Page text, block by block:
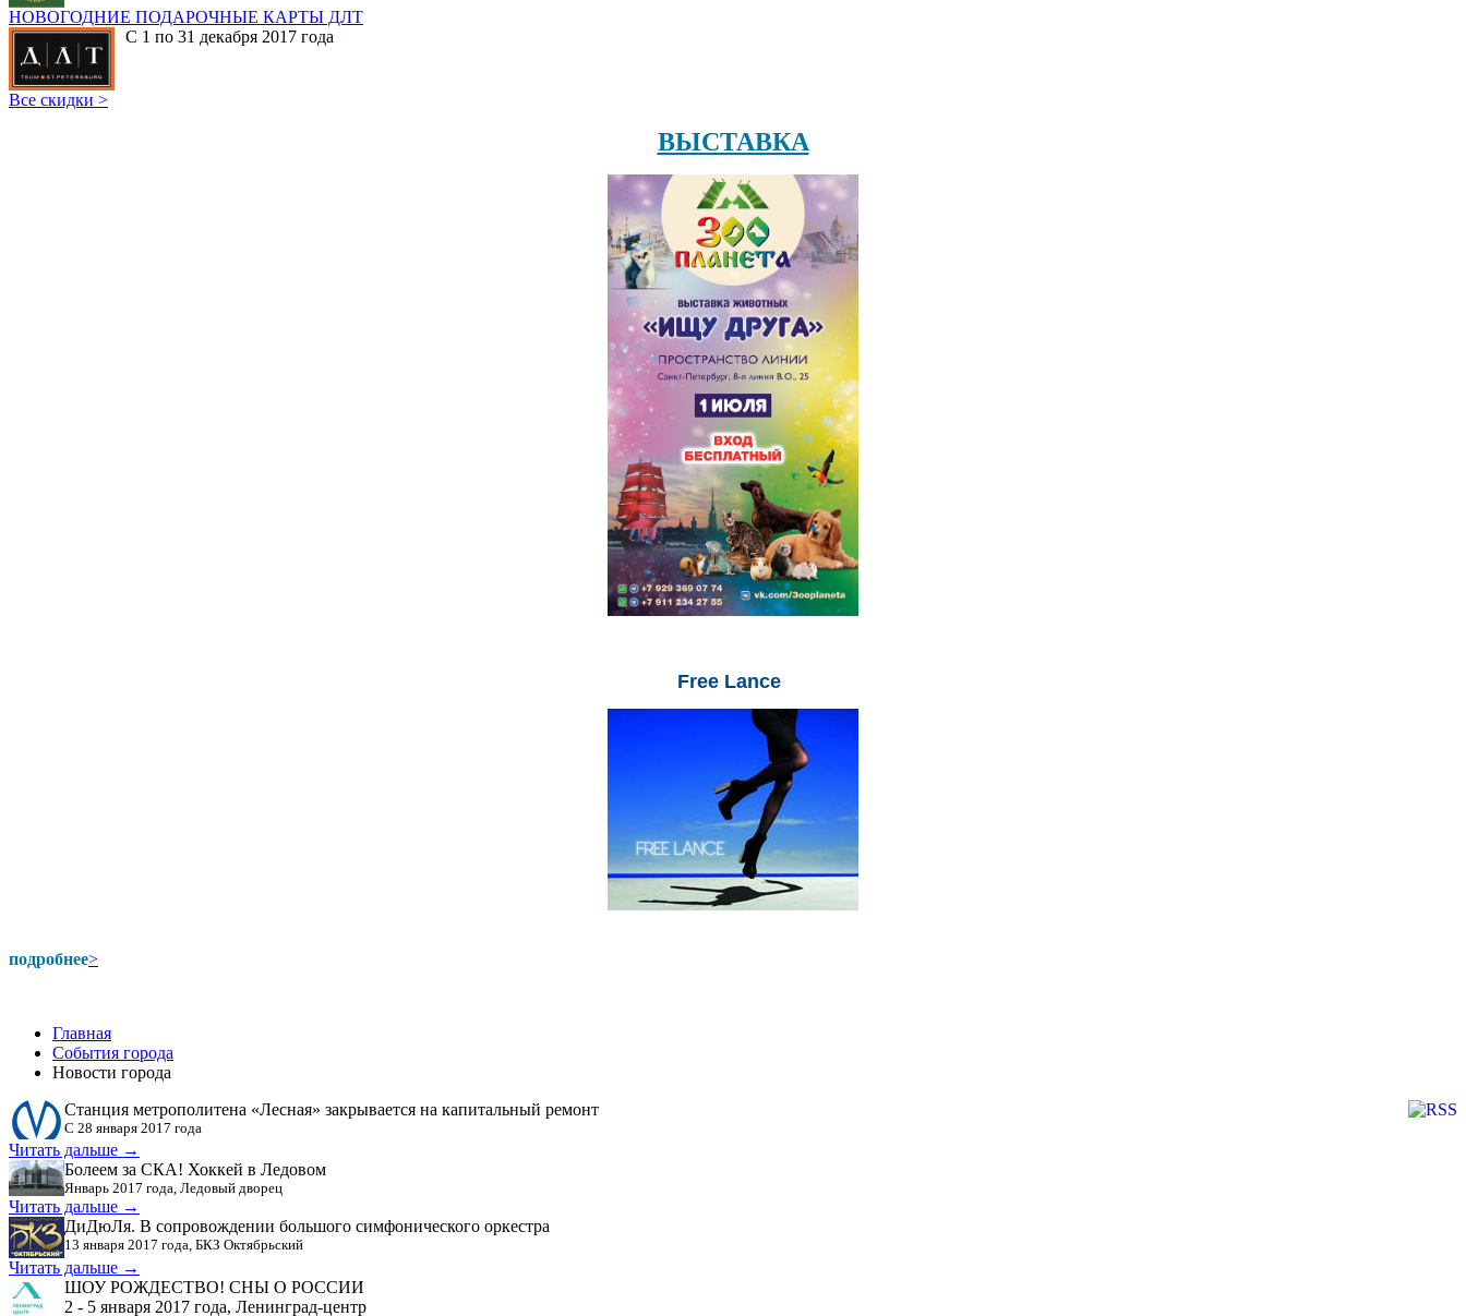
НОВОГОДНИЕ ПОДАРОЧНЫЕ КАРТЫ ДЛТ
С 1 по 31 декабря 2017 года
Все скидки >
ВЫСТАВКА
Free Lance
подробнее>
Главная
События города
Новости города
Станция метрополитена «Лесная» закрывается на капитальный ремонт
С 28 января 2017 года
Читать дальше →
Болеем за СКА! Хоккей в Ледовом
Январь 2017 года, Ледовый дворец
Читать дальше →
ДиДюЛя. В сопровождении большого симфонического оркестра
13 января 2017 года, БКЗ Октябрьский
Читать дальше →
ШОУ РОЖДЕСТВО! СНЫ О РОССИИ
2 - 5 января 2017 года, Ленинград-центр